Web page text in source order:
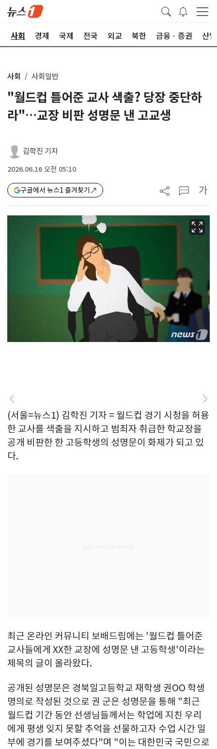
사회 경제 국제 전국 외교 북한 금융ㆍ증권 산업
사회 사회일반
"월드컵 틀어준 교사 색출? 당장 중단하
라"…교장 비판 성명문 낸 고교생
김학진 기자
2026.06.16 오전 05:10
구글에서 뉴스1 즐겨찾기 가
(서울=뉴스1) 김학진 기자 = 월드컵 경기 시청을 허용
한 교사를 색출을 지시하고 범죄자 취급한 학교장을
공개 비판한 한 고등학생의 성명문이 화제가 되고 있
다.
최근 온라인 커뮤니티 보배드림에는 '월드컵 틀어준
교사들에게 XX한 교장에 성명문 낸 고등학생'이라는
제목의 글이 올라왔다.
공개된 성명문은 경북일고등학교 재학생 권OO 학생
명의로 작성된 것으로 권 군은 성명문을 통해 "최근
월드컵 기간 동안 선생님들께서는 학업에 지친 우리
에게 평생 잊지 못할 추억을 선물하고자 수업 시간 일
부에 경기를 보여주셨다"며 "이는 대한민국 국민으로